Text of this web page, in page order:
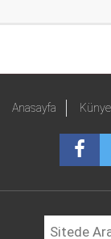
Anasayfa Künye